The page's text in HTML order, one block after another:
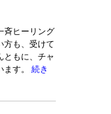
斉ヒーリング
方も、受けて
ともに、チャ
ます。 続き